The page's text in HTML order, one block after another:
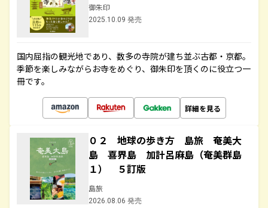
御朱印
2025.10.09 発売
国内屈指の観光地であり、数多の寺院が建ち並ぶ古都・京都。
季節を楽しみながらお寺をめぐり、御朱印を頂くのに役立つ一
冊です。
詳細を見る
０２ 地球の歩き方 島旅 奄美大
島 喜界島 加計呂麻島（奄美群島
１） ５訂版
島旅
2026.08.06 発売